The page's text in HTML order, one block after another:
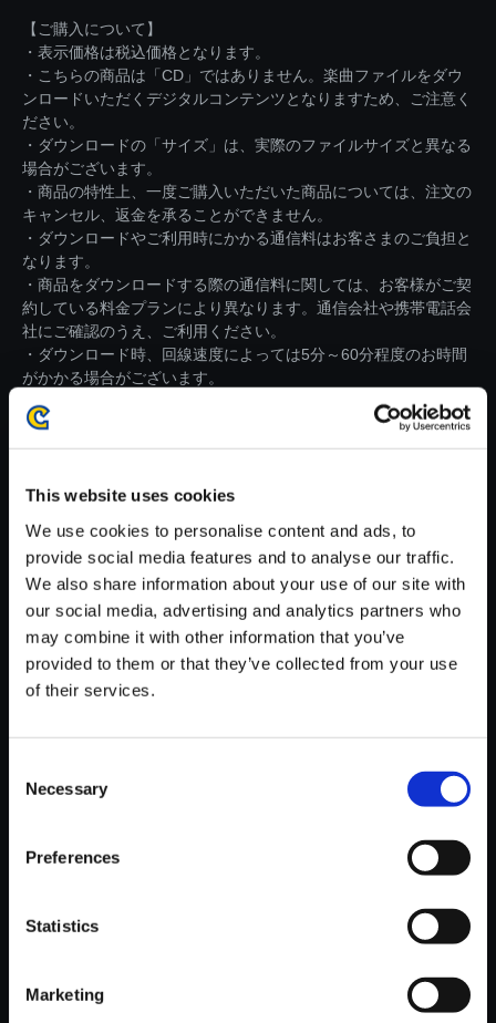
This website uses cookies
We use cookies to personalise content and ads, to
provide social media features and to analyse our traffic.
We also share information about your use of our site with
our social media, advertising and analytics partners who
may combine it with other information that you’ve
provided to them or that they’ve collected from your use
of their services.
Selection
Necessary
Preferences
Statistics
Marketing
【ご購入について】
・表示価格は税込価格となります。
・こちらの商品は「CD」ではありません。楽曲ファイルをダウ
ンロードいただくデジタルコンテンツとなりますため、ご注意く
ださい。
・ダウンロードの「サイズ」は、実際のファイルサイズと異なる
場合がございます。
・商品の特性上、一度ご購入いただいた商品については、注文の
キャンセル、返金を承ることができません。
・ダウンロードやご利用時にかかる通信料はお客さまのご負担と
なります。
・商品をダウンロードする際の通信料に関しては、お客様がご契
約している料金プランにより異なります。通信会社や携帯電話会
社にご確認のうえ、ご利用ください。
・ダウンロード時、回線速度によっては5分～60分程度のお時間
がかかる場合がございます。
※ご購入いただいたファイルのダウンロードの際には、通信環境
が安定しているWifi環境でお試しください。
【単曲】BIOHAZARD REVELA
TIONS2 Best Track Collection
Seek and Prey/HighSpeed Her
oes
おすすめ商品